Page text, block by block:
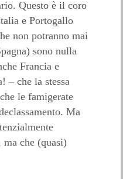
Questo è il coro
e Portogallo
non potranno mai
sono nulla
Francia e
– che la stessa
le famigerate
Ma
che (quasi)